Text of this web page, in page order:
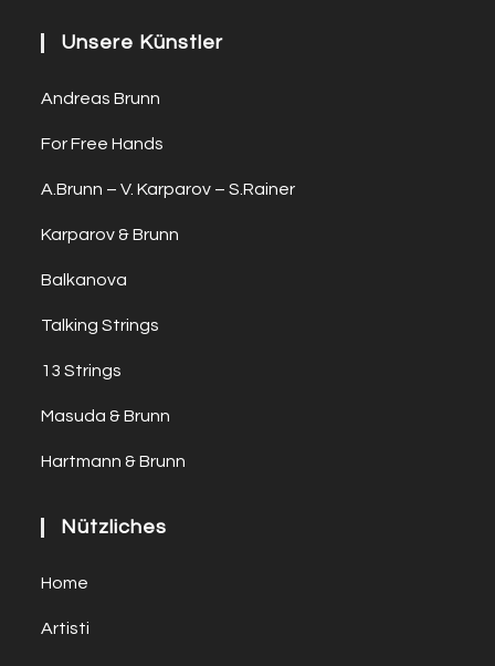
Unsere Künstler
Andreas Brunn
For Free Hands
A.Brunn – V. Karparov – S.Rainer
Karparov & Brunn
Balkanova
Talking Strings
13 Strings
Masuda & Brunn
Hartmann & Brunn
Nützliches
Home
Artisti